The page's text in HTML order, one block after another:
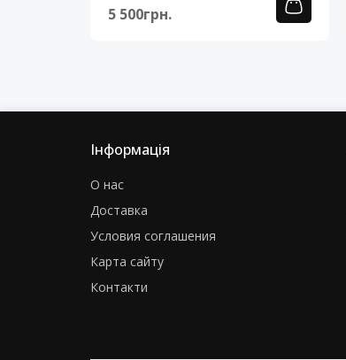
5 500грн.
Інформація
О нас
Доставка
Условия соглашения
Карта сайту
Контакти